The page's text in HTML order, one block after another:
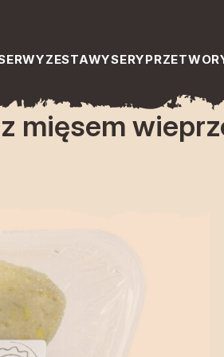
ZESTAWYSERY
500 g – Paola
mięsem